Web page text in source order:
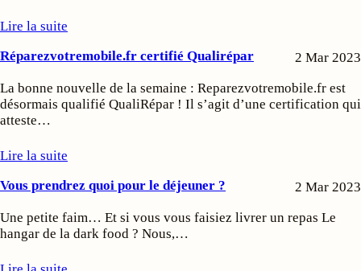
Lire la suite
Réparezvotremobile.fr certifié Qualirépar
2 Mar 2023
La bonne nouvelle de la semaine : Reparezvotremobile.fr est
désormais qualifié QualiRépar ! Il s’agit d’une certification qui
atteste…
Lire la suite
Vous prendrez quoi pour le déjeuner ?
2 Mar 2023
Une petite faim… Et si vous vous faisiez livrer un repas Le
hangar de la dark food ? Nous,…